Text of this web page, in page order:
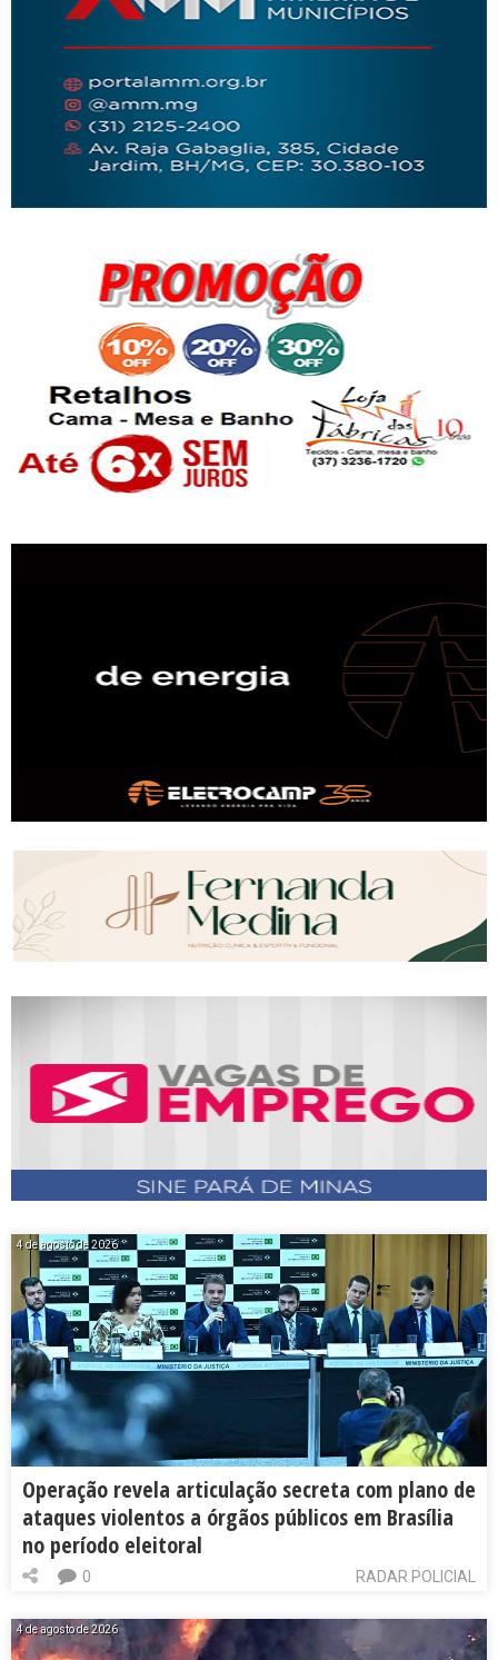
4 de agosto de 2026
Operação revela articulação secreta com plano de
ataques violentos a órgãos públicos em Brasília
no período eleitoral
RADAR POLICIAL
0
4 de agosto de 2026